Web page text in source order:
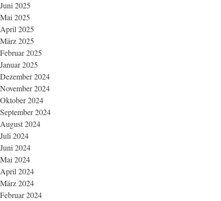
Juni 2025
Mai 2025
April 2025
März 2025
Februar 2025
Januar 2025
Dezember 2024
November 2024
Oktober 2024
September 2024
August 2024
Juli 2024
Juni 2024
Mai 2024
April 2024
März 2024
Februar 2024